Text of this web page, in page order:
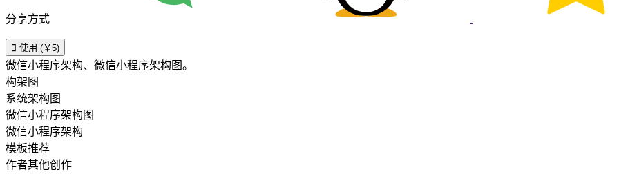
分享方式
 使用 (￥5)
微信小程序架构、微信小程序架构图。
构架图
系统架构图
微信小程序架构图
微信小程序架构
模板推荐
作者其他创作